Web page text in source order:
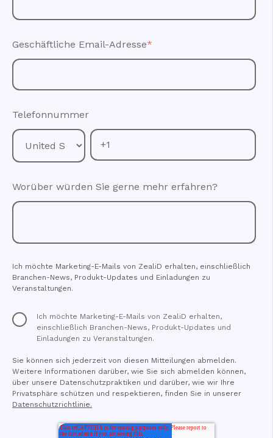
Geschäftliche Email-Adresse*
Telefonnummer
Worüber würden Sie gerne mehr erfahren?
Ich möchte Marketing-E-Mails von ZealiD erhalten, einschließlich
Branchen-News, Produkt-Updates und Einladungen zu
Veranstaltungen.
Ich möchte Marketing-E-Mails von ZealiD erhalten,
einschließlich Branchen-News, Produkt-Updates und
Einladungen zu Veranstaltungen.
Sie können sich jederzeit von diesen Mitteilungen abmelden.
Weitere Informationen darüber, wie Sie sich abmelden können,
über unsere Datenschutzpraktiken und darüber, wie wir Ihre
Privatsphäre schützen und respektieren, finden Sie in unserer
Datenschutzrichtlinie.